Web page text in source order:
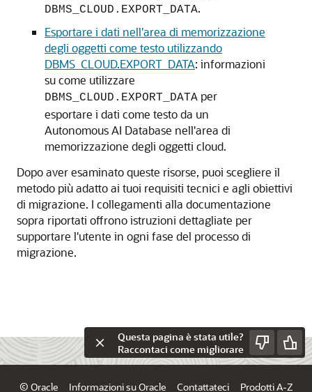
DBMS_CLOUD.EXPORT_DATA.
Esportare i dati nell'area di memorizzazione
degli oggetti come testo utilizzando
DBMS_CLOUD.EXPORT_DATA: informazioni
su come utilizzare
DBMS_CLOUD.EXPORT_DATA per
esportare i dati come testo da un
Autonomous AI Database nell'area di
memorizzazione degli oggetti cloud.
Dopo aver esaminato queste risorse, puoi scegliere il
metodo più adatto ai tuoi requisiti tecnici e agli obiettivi
di migrazione. I collegamenti alla documentazione
sopra riportati offrono istruzioni dettagliate per
supportare l'utente in ogni fase del processo di
migrazione.
Questa pagina è stata utile?
Raccontaci come migliorare
© Oracle Informazioni su Oracle Contattateci Prodotti A-Z